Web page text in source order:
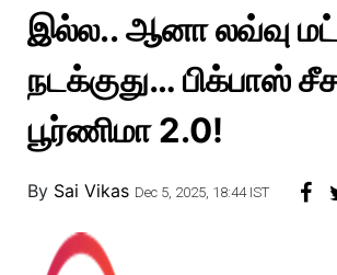
Television
Reviews
Photos
Story
இல்ல.. ஆனா லவ்வு
நடக்குது… பிக்பாஸ்
பூர்ணிமா 2.0!
By Sai Vikas Dec 5, 2025, 18:44 IST